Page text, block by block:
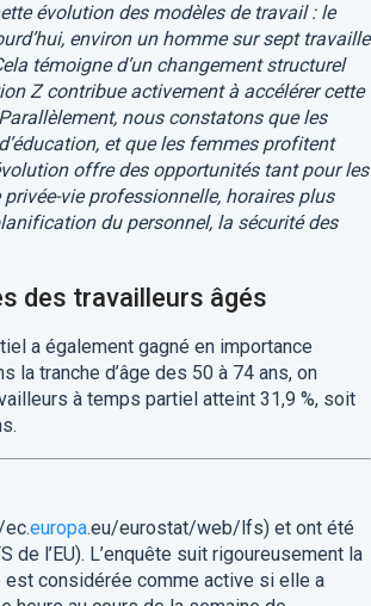
évolution des modèles de travail : le
environ un homme sur sept travaille
témoigne d’un changement structurel
Z contribue activement à accélérer cette
nous constatons que les
et que les femmes profitent
offre des opportunités tant pour les
vie professionnelle, horaires plus
du personnel, la sécurité des
des travailleurs âgés
a également gagné en importance
la tranche d’âge des 50 à 74 ans, on
à temps partiel atteint 31,9 %, soit
europa.eu/eurostat/web/lfs) et ont été
de l’EU). L’enquête suit rigoureusement la
est considérée comme active si elle a